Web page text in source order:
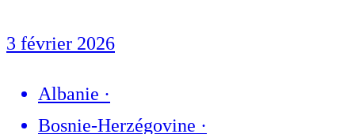
3 février 2026
Albanie ·
Bosnie-Herzégovine ·